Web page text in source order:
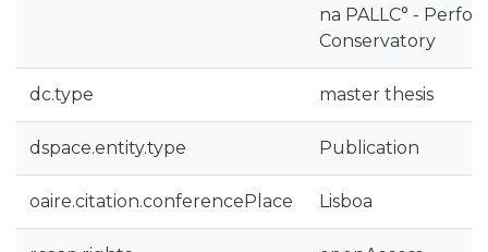
na PALLC° -
Conservatory
dc.type master thesis
dspace.entity.type Publication
oaire.citation.conferencePlace Lisboa